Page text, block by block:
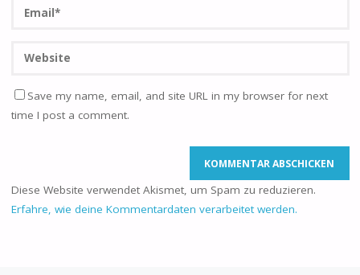
Save my name, email, and site URL in my browser for next
time I post a comment.
Diese Website verwendet Akismet, um Spam zu reduzieren.
Erfahre, wie deine Kommentardaten verarbeitet werden.